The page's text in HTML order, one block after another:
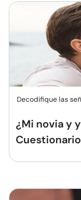
Decodifique las
¿Mi novia y
Cuestionario